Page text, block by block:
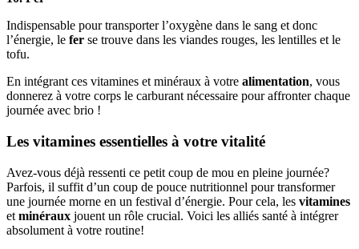
Indispensable pour transporter l’oxygène dans le sang et donc
l’énergie, le fer se trouve dans les viandes rouges, les lentilles et le
tofu.
En intégrant ces vitamines et minéraux à votre alimentation, vous
donnerez à votre corps le carburant nécessaire pour affronter chaque
journée avec brio !
Les vitamines essentielles à votre vitalité
Avez-vous déjà ressenti ce petit coup de mou en pleine journée?
Parfois, il suffit d’un coup de pouce nutritionnel pour transformer
une journée morne en un festival d’énergie. Pour cela, les vitamines
et minéraux jouent un rôle crucial. Voici les alliés santé à intégrer
absolument à votre routine!